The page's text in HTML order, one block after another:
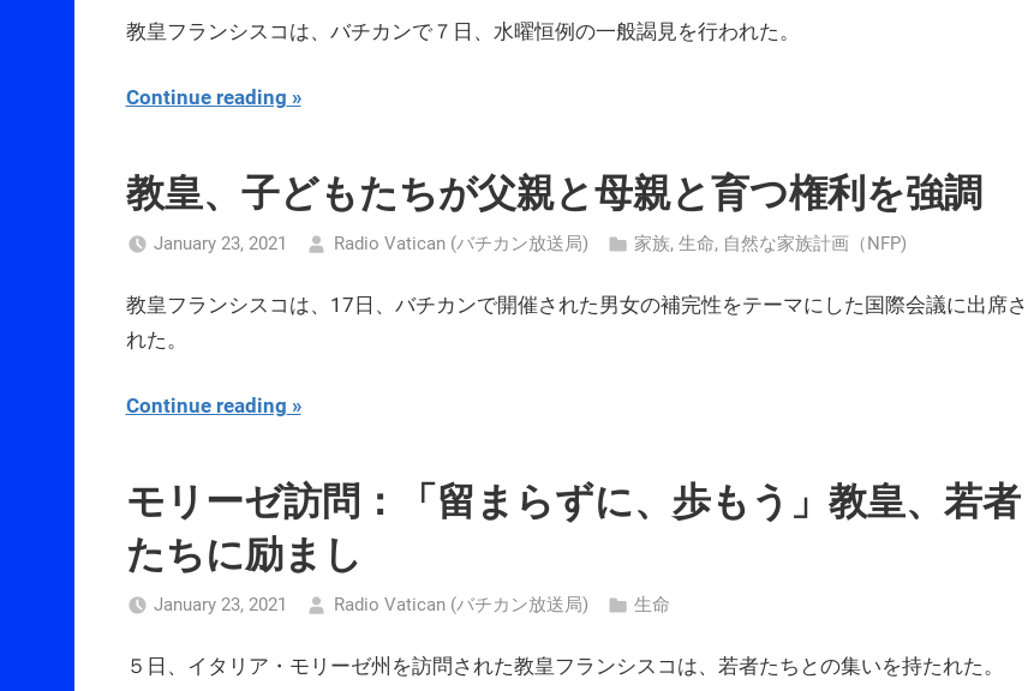
教皇フランシスコは、バチカンで７日、水曜恒例の一般謁見を行われた。
Continue reading
教皇、子どもたちが父親と母親と育つ権利を強調
January 23, 2021 Radio Vatican (バチカン放送局) 家族, 生命, 自然な家族計画（NFP)
教皇フランシスコは、17日、バチカンで開催された男女の補完性をテーマにした国際会議に出席さ
れた。
Continue reading
モリーゼ訪問：「留まらずに、歩もう」教皇、若者
たちに励まし
January 23, 2021 Radio Vatican (バチカン放送局) 生命
５日、イタリア・モリーゼ州を訪問された教皇フランシスコは、若者たちとの集いを持たれた。